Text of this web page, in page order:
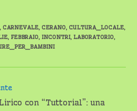
, CARNEVALE, CERANO, CULTURA_LOCALE,
, FEBBRAIO, INCONTRI, LABORATORIO,
con “Tuttorial”: una